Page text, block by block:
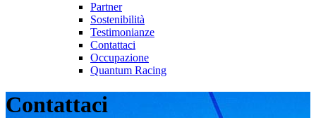
Partner
Sostenibilità
Testimonianze
Contattaci
Occupazione
Quantum Racing
Contattaci